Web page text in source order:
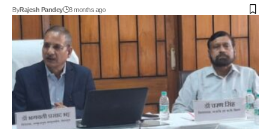
ByRajesh Pandey 3 months ago